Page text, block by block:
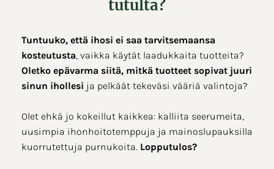
tutulta?
Tuntuuko, että ihosi ei saa tarvitsemaansa
kosteutusta, vaikka käytät laadukkaita tuotteita?
Oletko epävarma siitä, mitkä tuotteet sopivat juuri
sinun ihollesi ja pelkäät tekeväsi vääriä valintoja?
Olet ehkä jo kokeillut kaikkea: kalliita seerumeita,
uusimpia ihonhoitotemppuja ja mainoslupauksilla
kuorrutettuja purnukoita. Lopputulos?